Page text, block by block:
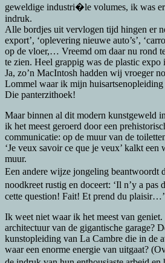
geweldige industri�le volumes, ik was
indruk.
Alle bordjes uit vervlogen tijd hingen er
export’, ‘oplevering nieuwe auto’s’,
op de vloer,… Vreemd om daar nu rond
te zien. Heel grappig was de plastic expo
Ja, zo’n MacIntosh hadden wij vroeger
Lommel waar ik mijn
Die panterzithoek!
Maar binnen al dit modern kunstgeweld
ik het meest geroerd door een
communicatie: op de muur van de
‘Je veux savoir ce que je veux’ kalkt
muur.
Een andere wijze jongeling beantwoordt
noodkreet rustig en doceert: ‘Il n’y a
cette question! Fait! Et prend du plaisir…’
Ik weet niet waar ik het meest van
architectuur van de gigantische garage?
kunstopleiding van La Cambre die in de
waar een enorme energie van uitgaat?